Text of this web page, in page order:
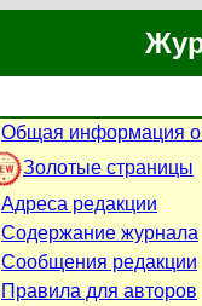
Общая информация о
Золотые страницы
Адреса редакции
Содержание журнала
Сообщения редакции
Правила для авторов